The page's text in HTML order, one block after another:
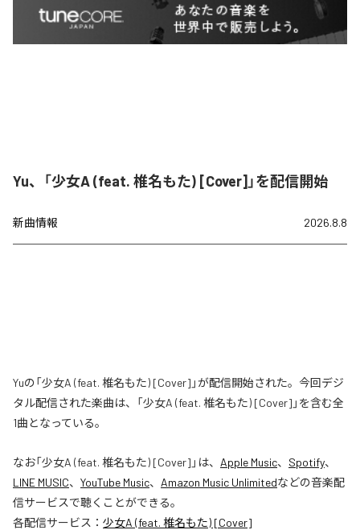
Yu、「少女A (feat. 椎名もた) [Cover]」を配信開始
新曲情報 2026.8.8
Yuの「少女A (feat. 椎名もた) [Cover]」が配信開始された。今回デジ
タル配信された楽曲は、「少女A (feat. 椎名もた) [Cover]」を含む全
1曲となっている。
なお「少女A (feat. 椎名もた) [Cover] 」は、 Apple Music、 Spotify、
LINE MUSIC、 YouTube Music、 Amazon Music Unlimitedなどの音楽配
信サービスで聴くことができる。
各配信サービス： 少女A (feat. 椎名もた) [Cover]